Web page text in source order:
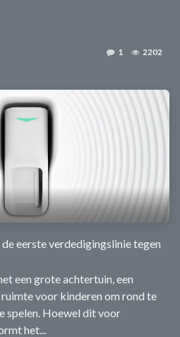
1 2202
eerste verdedigingslinie tegen
een grote achtertuin, een
voor kinderen om rond te
spelen. Hoewel dit voor
het...